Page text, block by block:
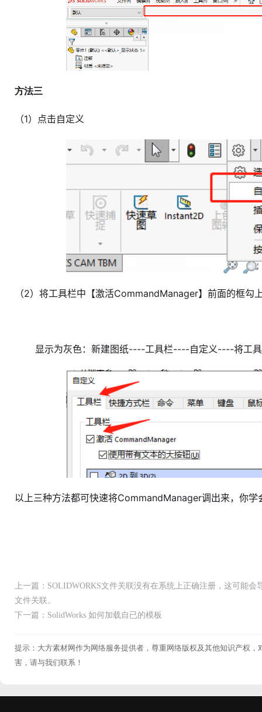
方法三
（1）点击自定义
（2）将工具栏中【激活CommandManager】前面的框勾
显示为灰色： 新建图纸----工具栏----自定义----将工
以上三种方法都可快速将CommandManager调出来，你学
上一篇：SOLIDWORKS文件关联没有在系统上正确注册，这可能
文件关联。
下一篇：SolidWorks 如何加载自已的模板
提示：大方素材网作为网络服务提供者，尊重网络版权及其他知识产权
害，请与我们联系！